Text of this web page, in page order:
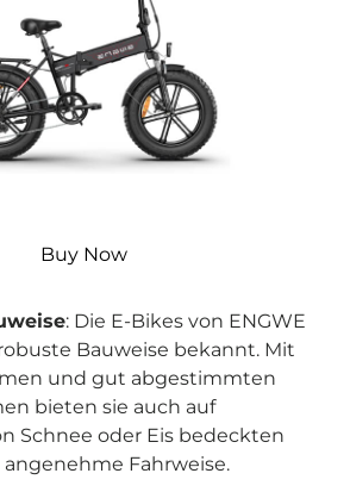
Buy Now
: Die E-Bikes von ENGWE
Bauweise bekannt. Mit
und gut abgestimmten
bieten sie auch auf
Schnee oder Eis bedeckten
angenehme Fahrweise.